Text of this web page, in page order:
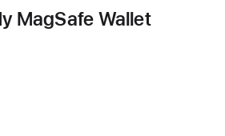
MagSafe Wallet